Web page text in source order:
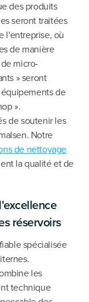
des produits
seront traitées
l'entreprise, où
de manière
micro-
» seront
de
».
de soutenir les
Notre
de nettoyage
la qualité et de
réservoirs
spécialisée
les
technique